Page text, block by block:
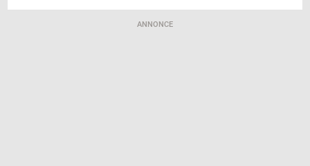
ANNONCE